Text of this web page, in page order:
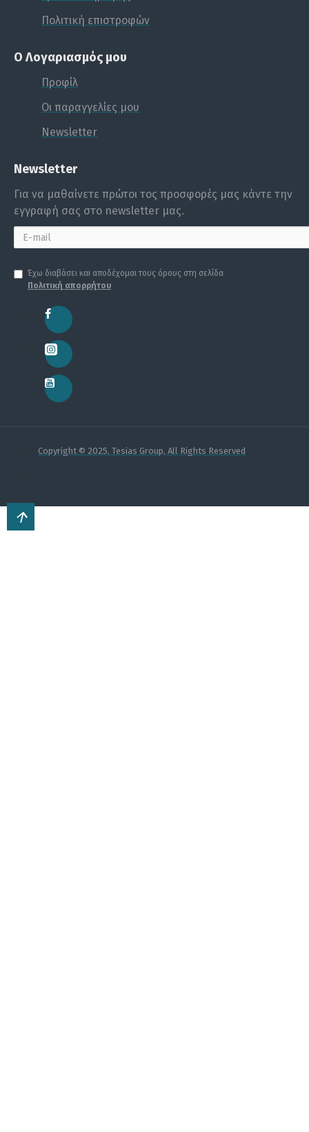
Πολιτική επιστροφών
Ο Λογαριασμός μου
Προφίλ
Οι παραγγελίες μου
Newsletter
Newsletter
Για να μαθαίνετε πρώτοι τος προσφορές μας κάντε την
εγγραφή σας στο newsletter μας.
Έχω διαβάσει και αποδέχομαι τους όρους στη σελίδα
Πολιτική απορρήτου
Copyright © 2025, Tesias Group, All Rights Reserved